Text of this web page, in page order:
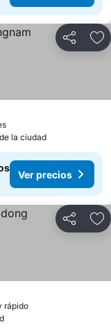
Compartir
la ciudad
Ver precios
Compartir
rápido